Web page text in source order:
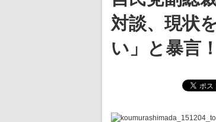
対談、現状
い」と暴言！